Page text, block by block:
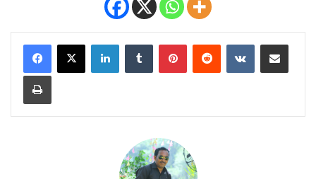
LinkedInTumblr PinterestReddit VKontakteShare via Email
Print